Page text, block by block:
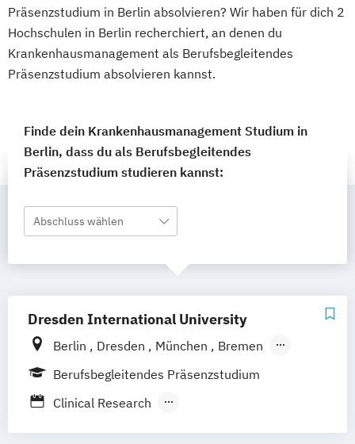
Präsenzstudium in Berlin absolvieren? Wir haben für dich 2
Hochschulen in Berlin recherchiert, an denen du
Krankenhausmanagement als Berufsbegleitendes
Präsenzstudium absolvieren kannst.
Finde dein Krankenhausmanagement Studium in
Berlin, dass du als Berufsbegleitendes
Präsenzstudium studieren kannst:
Abschluss wählen
Dresden International University
Berlin Dresden München
Bremen
Hamburg
Leipzig Nürnberg
Köln
Berufsbegleitendes Präsenzstudium
Clinical Research